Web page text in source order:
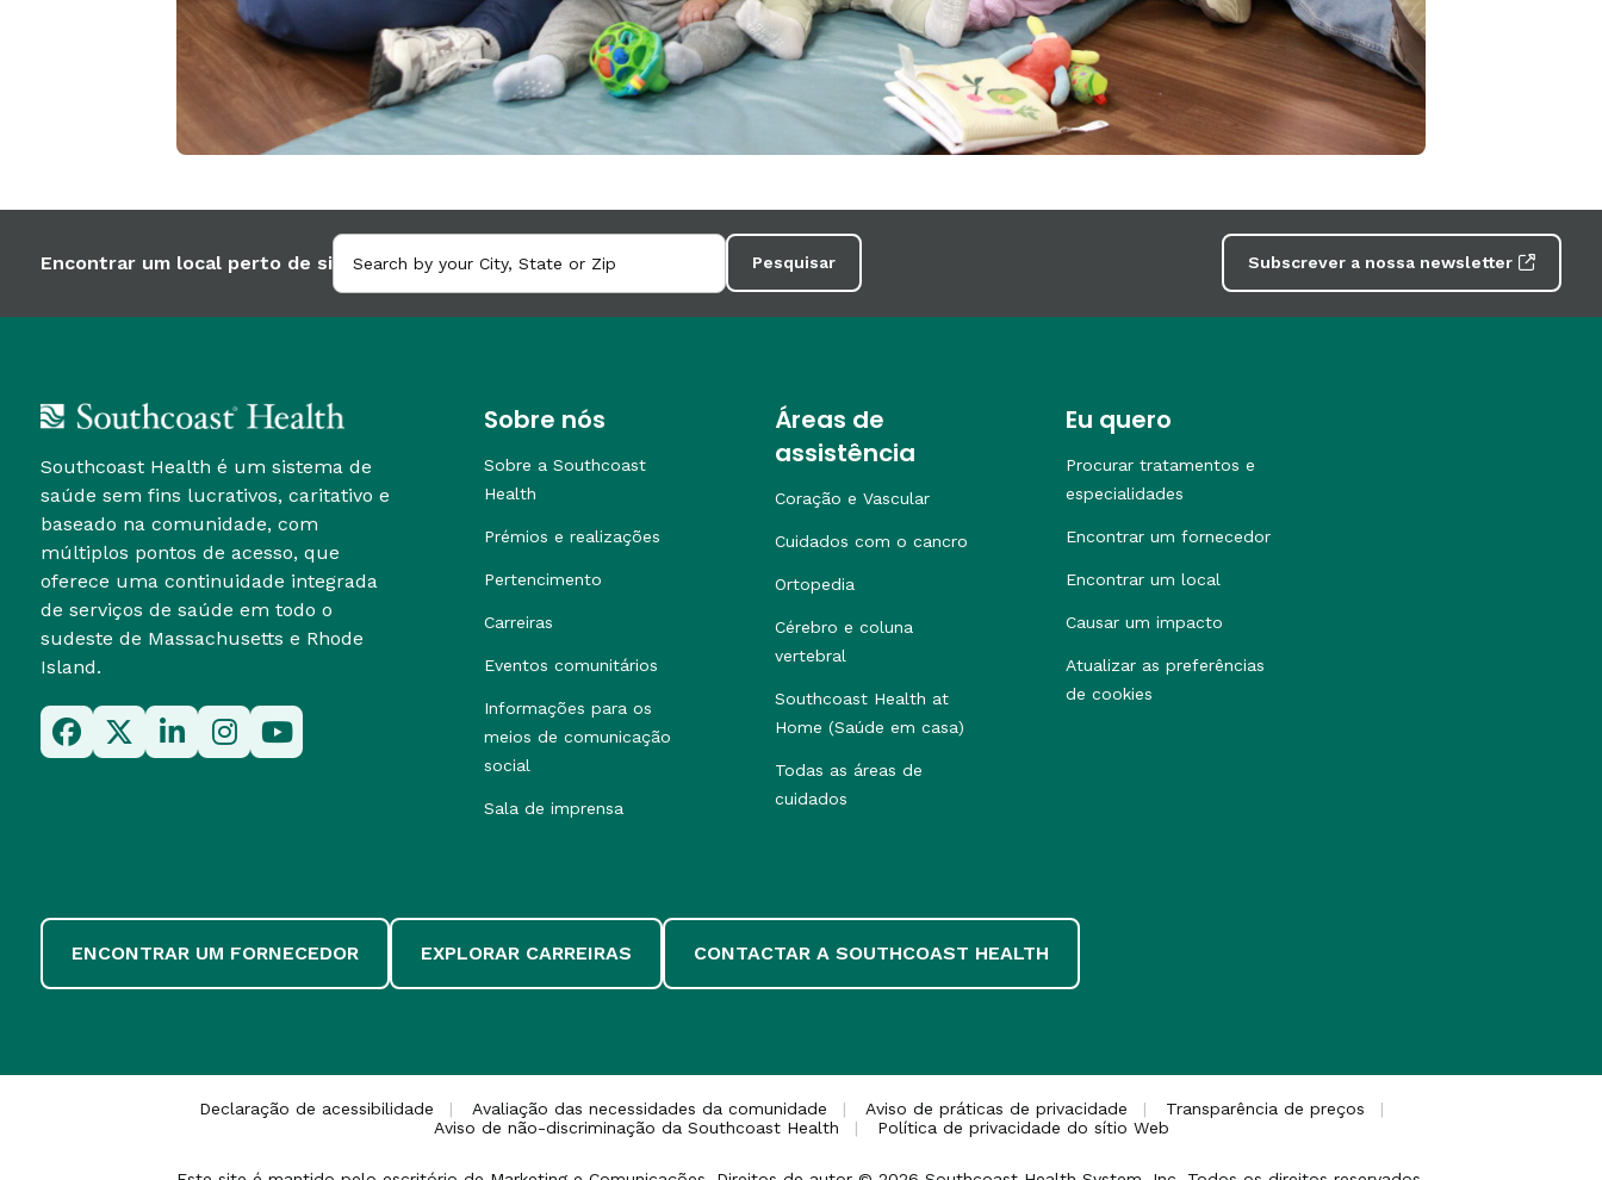
Encontrar um local perto de si Pesquisar Subscrever a nossa newsletter
Southcoast Health é um sistema de
saúde sem fins lucrativos, caritativo e
baseado na comunidade, com
múltiplos pontos de acesso, que
oferece uma continuidade integrada
de serviços de saúde em todo o
sudeste de Massachusetts e Rhode
Island.
Sobre nós
Sobre a Southcoast
Health
Prémios e realizações
Pertencimento
Carreiras
Eventos comunitários
Informações para os
meios de comunicação
social
Sala de imprensa
Áreas de
assistência
Coração e Vascular
Cuidados com o cancro
Ortopedia
Cérebro e coluna
vertebral
Southcoast Health at
Home (Saúde em casa)
Todas as áreas de
cuidados
Eu quero
Procurar tratamentos e
especialidades
Encontrar um fornecedor
Encontrar um local
Causar um impacto
Atualizar as preferências
de cookies
ENCONTRAR UM FORNECEDOR EXPLORAR CARREIRAS CONTACTAR A SOUTHCOAST HEALTH
Declaração de acessibilidade Avaliação das necessidades da comunidade Aviso de práticas de privacidade
Transparência de preços
Aviso de não-discriminação da Southcoast Health
Política de privacidade do sítio Web